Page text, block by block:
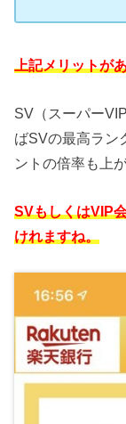
上記メリットが
SV（スーパー
ばSVの最高ラン
ントの倍率も上
SVもしくはVIP
けれますね。